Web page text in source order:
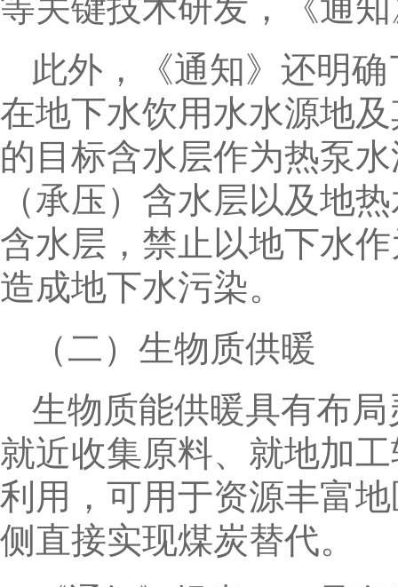
此外，《通知》还明
在地下水饮用水水源地
的目标含水层作为热泵
（承压）含水层以及地
含水层，禁止以地下水
造成地下水污染。
（二）生物质供暖
生物质能供暖具有布
就近收集原料、就地加
利用，可用于资源丰富
侧直接实现煤炭替代。